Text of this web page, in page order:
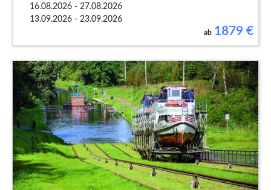
16.08.2026 - 27.08.2026
13.09.2026 - 23.09.2026
ab 1879 €